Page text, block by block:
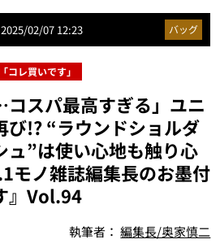
2025/02/07 12:23 バッグ
コレ買いです」
コスパ最高すぎる」ユニ
び!? “ラウンドショルダ
ュ”は使い心地も触り心
モノ雑誌編集長のお墨付
』Vol.94
執筆者：編集長/奥家慎二